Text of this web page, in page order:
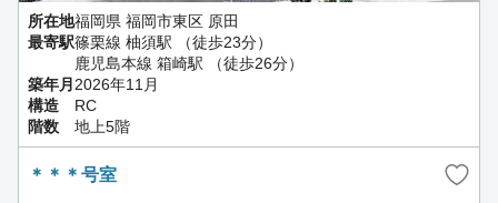
所在地福岡県 福岡市東区 原田
最寄駅篠栗線 柚須駅 （徒歩23分）
鹿児島本線 箱崎駅 （徒歩26分）
築年月 2026年11月
構造
RC
階数
地上5階
＊＊＊号室